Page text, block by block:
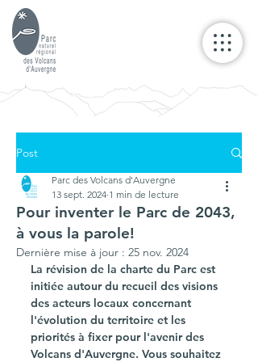
Post
Pour inventer le Parc de 2043,
à vous la parole!
Parc des Volcans d'Auvergne
13 sept. 2024 1 min de lecture
Dernière mise à jour : 25 nov. 2024
La révision de la charte du Parc est
initiée autour du recueil des visions
des acteurs locaux concernant
l'évolution du territoire et les
priorités à fixer pour l'avenir des
Volcans d'Auvergne. Vous souhaitez